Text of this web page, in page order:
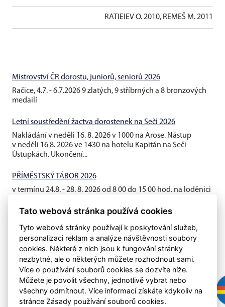
RATIEIEV O. 2010, REMEŠ M. 2011,
Mistrovství ČR dorostu, juniorů, seniorů 2026
Račice, 4.7. - 6.7.2026 9 zlatých, 9 stříbrných a 8 bronzových
medailí
Letní soustředění žactva dorostenek na Seči 2026
Nakládání v neděli 16. 8. 2026 v 1000 na Arose. Nástup
v neděli 16 8. 2026 ve 1430 na hotelu Kapitán na Seči
Ústupkách. Ukončení...
PŘÍMĚSTSKÝ TÁBOR 2026
v termínu 24.8. - 28. 8. 2026 od 8 00 do 15 00 hod. na loděnici
Tato webová stránka používá cookies
Tyto webové stránky používají k poskytování služeb,
personalizaci reklam a analýze návštěvnosti soubory
cookies. Některé z nich jsou k fungování stránky
nezbytné, ale o některých můžete rozhodnout sami.
Více o používání souborů cookies se dozvíte níže.
Můžete je povolit všechny, jednotlivě vybrat nebo
všechny odmítnout. Více informací získáte kdykoliv na
stránce Zásady používání souborů cookies.